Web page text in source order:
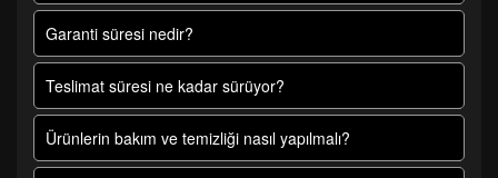
Garanti süresi nedir?
Teslimat süresi ne kadar sürüyor?
Ürünlerin bakım ve temizliği nasıl yapılmalı?